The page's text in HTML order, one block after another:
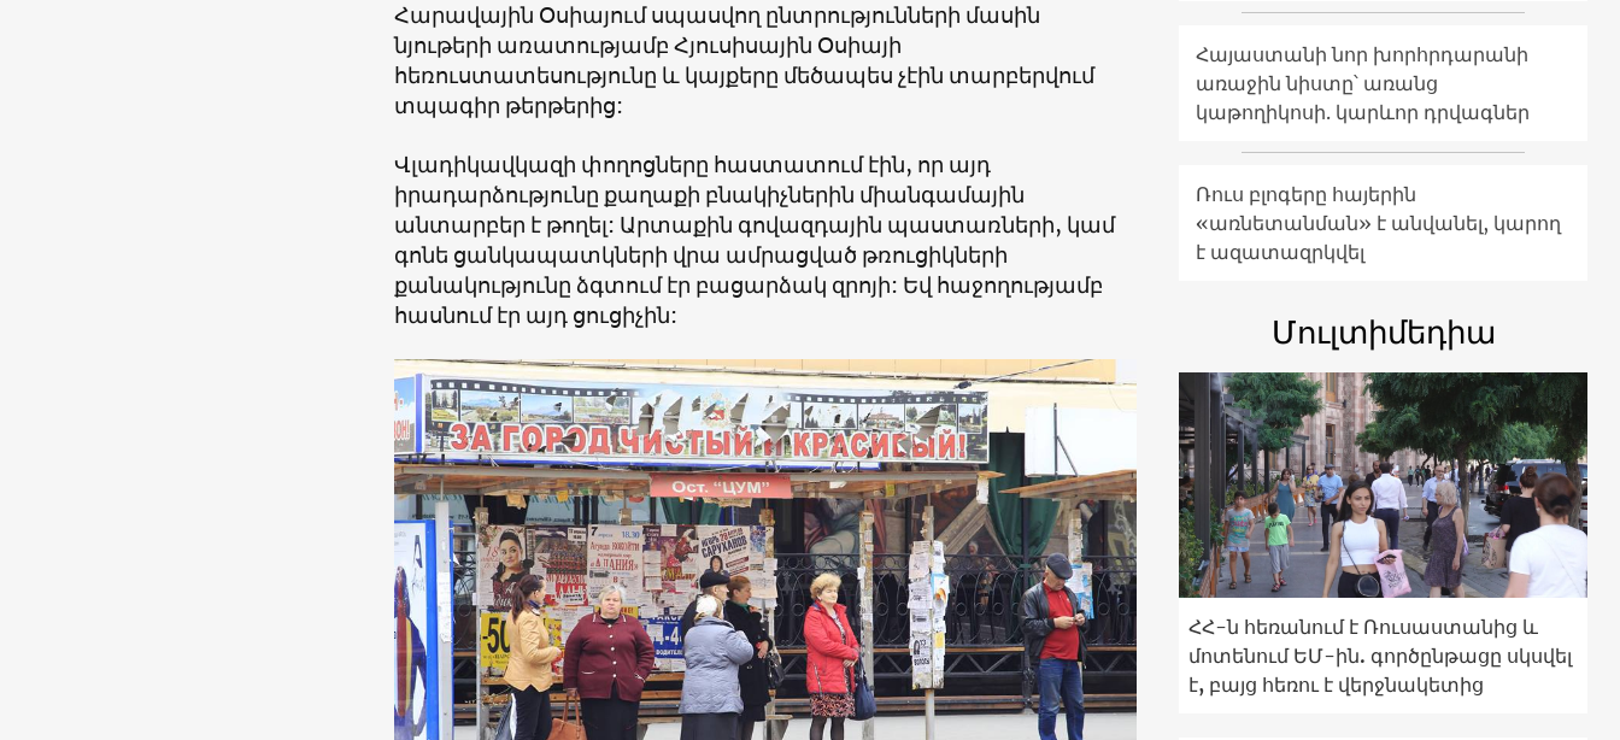
Հարավային Օսիայում սպասվող ընտրությունների մասին
նյութերի առատությամբ Հյուսիսային Օսիայի
հեռուստատեսությունը և կայքերը մեծապես չէին տարբերվում
տպագիր թերթերից:
Վլադիկավկազի փողոցները հաստատում էին, որ այդ
իրադարձությունը քաղաքի բնակիչներին միանգամային
անտարբեր է թողել: Արտաքին գովազդային պաստառների, կամ
գոնե ցանկապատկների վրա ամրացված թռուցիկների
քանակությունը ձգտում էր բացարձակ զրոյի: Եվ հաջողությամբ
հասնում էր այդ ցուցիչին:
Հայաստանի նոր խորհրդարանի
առաջին նիստը՝ առանց
կաթողիկոսի. կարևոր դրվագներ
Ռուս բլոգերը հայերին
«առնետանման» է անվանել, կարող
է ազատազրկվել
Մուլտիմեդիա
ՀՀ-ն հեռանում է Ռուսաստանից և
մոտենում ԵՄ-ին. գործընթացը սկսվել
է, բայց հեռու է վերջնակետից